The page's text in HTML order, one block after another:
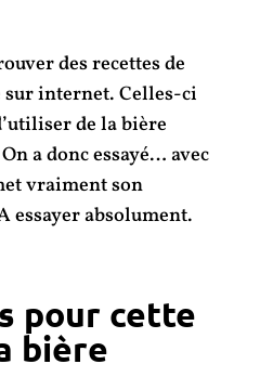
des recettes de
sur internet. Celles-ci
de la bière
a donc essayé… avec
vraiment son
essayer absolument.
pour cette
bière